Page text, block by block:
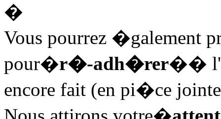
�
Vous pourrez �galement
pour�r�-adh�rer��
encore fait (en pi�ce